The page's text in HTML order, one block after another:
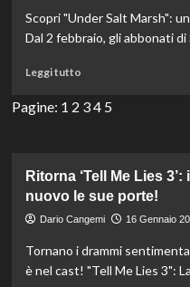
futuro
nell’universo
stelle.
Scopri "Under Salt Marsh":
Dal 2 febbraio, gli abbonati
Leggi tuttoLeggi
più
Marsh:
Esplora
segreti
paludi
con
Pagine: 1 2 34 5
Ritorna ‘Tell Me Lies
nuovo le sue porte!
Dario Cangemi 16 Gennaio
Tornano i drammi
è nel cast! "Tell Me Lies 3":